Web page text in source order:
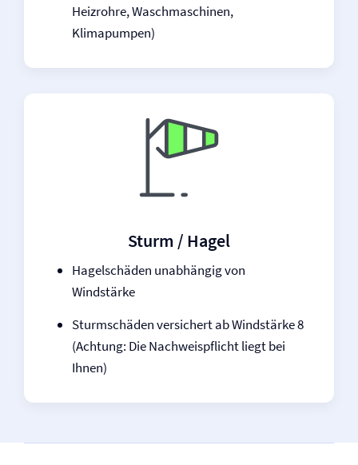
Heizrohre, Waschmaschinen,
Klimapumpen)
Sturm / Hagel
Hagelschäden unabhängig von
Windstärke
Sturmschäden versichert ab Windstärke 8
(Achtung: Die Nachweispflicht liegt bei
Ihnen)